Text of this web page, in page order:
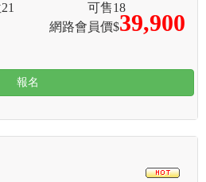
網路會員價$39,900
21 可售18
報名